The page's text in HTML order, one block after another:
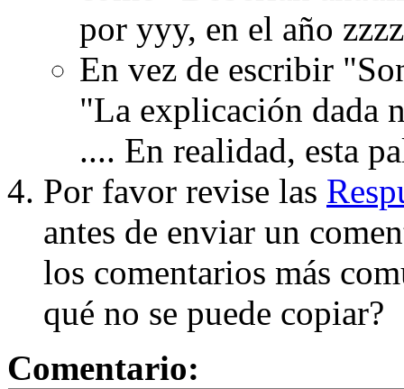
por yyy, en el año
En vez de escribir
"La explicación dada
.... En realidad, esta
Por favor revise las
antes de enviar un
los comentarios más
qué no se puede copiar?
Comentario: